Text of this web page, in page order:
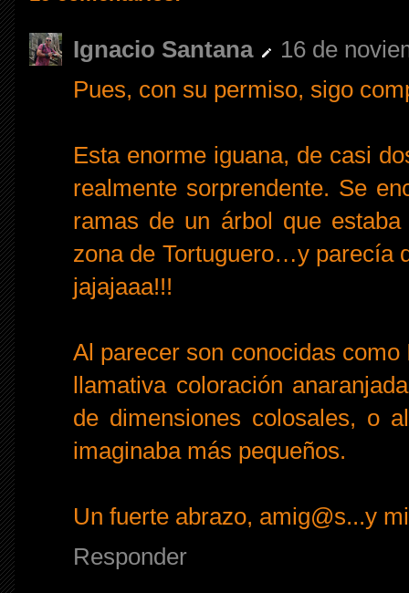
Ignacio Santana
16 de
Pues, con su permiso, sigo
Esta enorme iguana, de casi
realmente sorprendente. Se
ramas de un árbol que
zona de Tortuguero…y parecía
jajajaaa!!!
Al parecer son conocidas
llamativa coloración
de dimensiones colosales, o
imaginaba más pequeños.
Un fuerte abrazo, amig@s...y
Responder